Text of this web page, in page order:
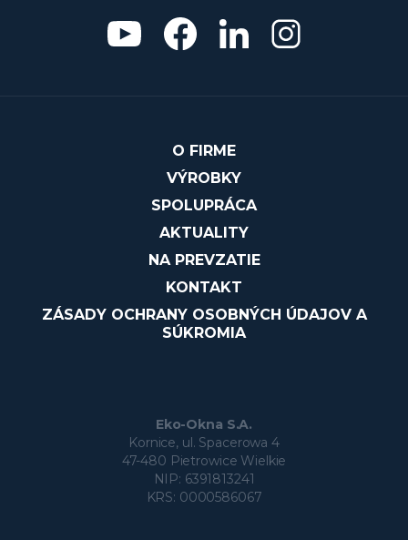
O FIRME
VÝROBKY
SPOLUPRÁCA
AKTUALITY
NA PREVZATIE
KONTAKT
ZÁSADY OCHRANY OSOBNÝCH ÚDAJOV A
SÚKROMIA
Eko-Okna S.A.
Kornice, ul. Spacerowa 4
47-480 Pietrowice Wielkie
NIP: 6391813241
KRS: 0000586067